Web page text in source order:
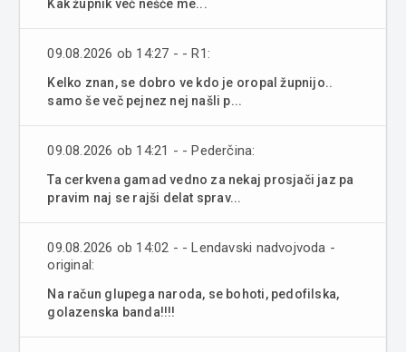
Kak župnik več nešče me...
09.08.2026 ob 14:27 - - R1:
Kelko znan, se dobro ve kdo je oropal župnijo..
samo še več pejnez nej našli p...
09.08.2026 ob 14:21 - - Pederčina:
Ta cerkvena gamad vedno za nekaj prosjači jaz pa
pravim naj se rajši delat sprav...
09.08.2026 ob 14:02 - - Lendavski nadvojvoda -
original:
Na račun glupega naroda, se bohoti, pedofilska,
golazenska banda!!!!